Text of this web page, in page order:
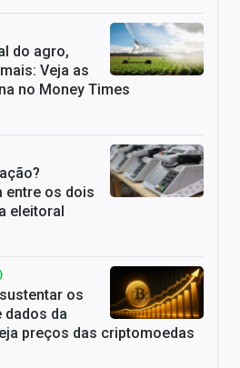
do agro,
Veja as
no Money Times
entre os dois
eleitoral
os
dados da
preços das criptomoedas